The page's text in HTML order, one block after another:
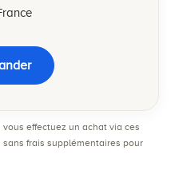
effectuez un achat via ces
frais supplémentaires pour